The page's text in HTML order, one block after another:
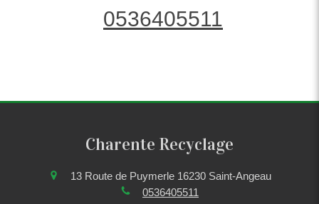
0536405511
Charente Recyclage
13 Route de Puymerle 16230 Saint-Angeau
0536405511